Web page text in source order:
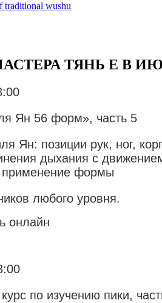
traditional wushu
ТЯНЬ Е В
Ян 56 форм», часть 5
Ян: позиции рук, ног,
дыхания с
применение формы
любого уровня.
онлайн
по изучению пики,